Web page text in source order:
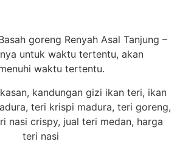
goreng Renyah Asal Tanjung –
untuk waktu tertentu, akan
waktu tertentu.